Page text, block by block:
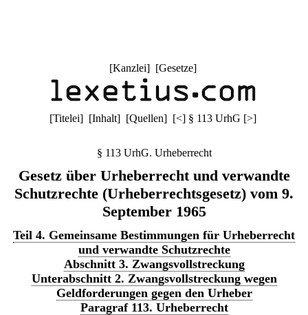
[Kanzlei] [Gesetze]
[Titelei] [Inhalt] [Quellen] [<] § 113 UrhG [>]
§ 113 UrhG. Urheberrecht
Gesetz über Urheberrecht und verwandte
Schutzrechte (Urheberrechtsgesetz) vom 9.
September 1965
Teil 4. Gemeinsame Bestimmungen für Urheberrecht
und verwandte Schutzrechte
Abschnitt 3. Zwangsvollstreckung
Unterabschnitt 2. Zwangsvollstreckung wegen
Geldforderungen gegen den Urheber
Paragraf 113. Urheberrecht